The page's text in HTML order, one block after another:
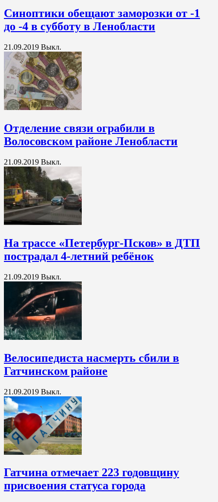
Синоптики обещают заморозки от -1
до -4 в субботу в Ленобласти
21.09.2019 Выкл.
Отделение связи ограбили в
Волосовском районе Ленобласти
21.09.2019 Выкл.
На трассе «Петербург-Псков» в ДТП
пострадал 4-летний ребёнок
21.09.2019 Выкл.
Велосипедиста насмерть сбили в
Гатчинском районе
21.09.2019 Выкл.
Гатчина отмечает 223 годовщину
присвоения статуса города